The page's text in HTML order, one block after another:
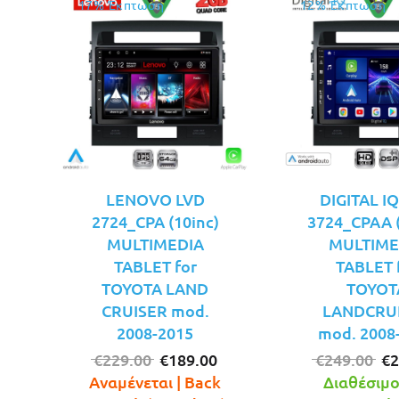
17% Έκπτωση
LENOVO LVD
2724_CPA (10inc)
MULTIMEDIA
TABLET for
TOYOTA LAND
CRUISER mod.
2008-2015
€229.00 Original
price
€189.00
τρέχουσα
Αναμένεται | Back
12% Έκπτωση
DIGITAL
3724_CPAA
mod.
€249.00 €